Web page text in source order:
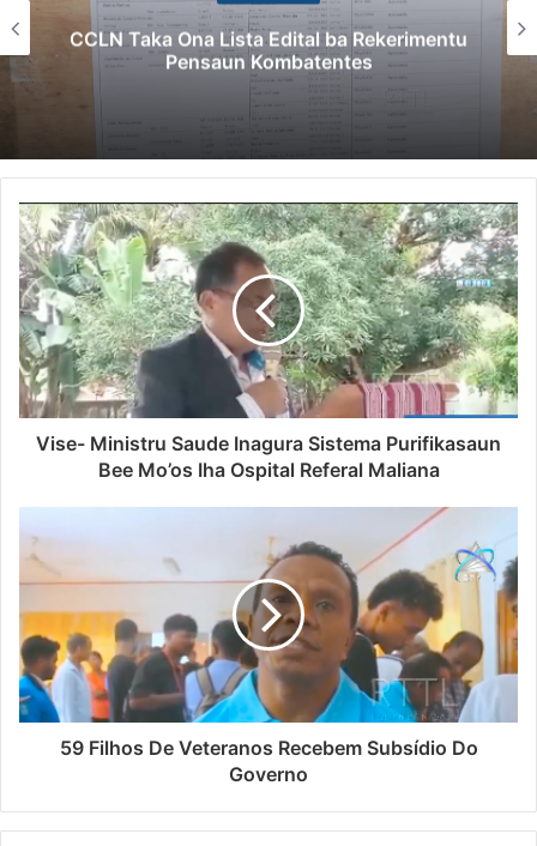
CCLN Taka Ona Lista Edital ba Rekerimentu
Pensaun Kombatentes
Vise- Ministru Saude Inagura Sistema Purifikasaun
Bee Mo’os Iha Ospital Referal Maliana
59 Filhos De Veteranos Recebem Subsídio Do
Governo